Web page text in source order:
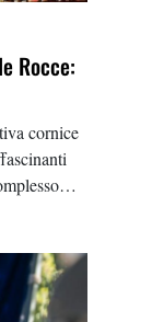
Rocce:
cornice